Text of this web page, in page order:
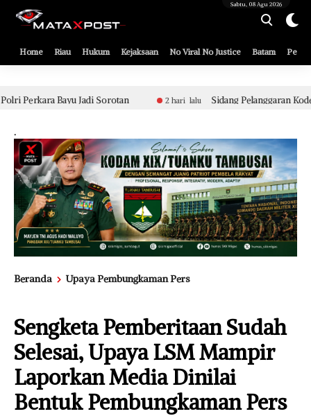
[gnpub_google_news_follow]
Home Riau Hukum Kejaksaan No Viral No Justice Batam
Sabtu, 08 Agu 2026
2 hari lalu Sidang Pelanggaran Kode Etik Berat Aparat Polsek
.
Beranda Upaya Pembungkaman Pers
Sengketa Pemberitaan Sudah
Selesai, Upaya LSM Mampir
Laporkan Media Dinilai
Bentuk Pembungkaman Pers